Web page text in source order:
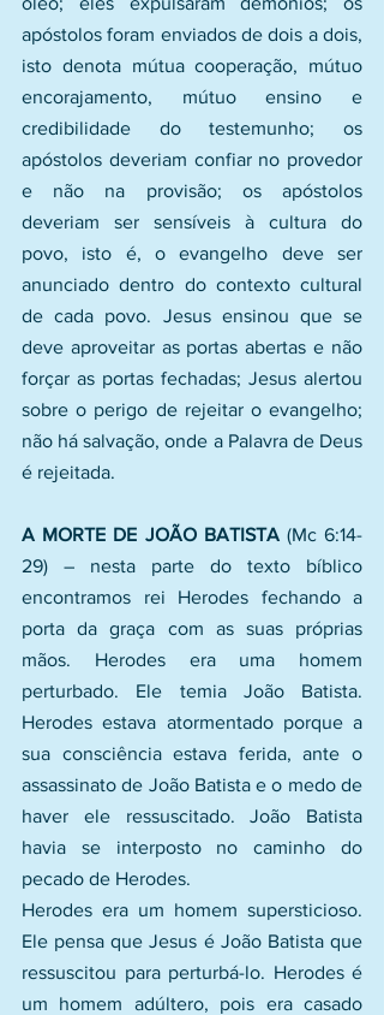
apóstolos foram enviados de dois a dois,
isto denota mútua cooperação, mútuo
encorajamento, mútuo ensino e
credibilidade do testemunho; os
apóstolos deveriam confiar no provedor
e não na provisão; os apóstolos
deveriam ser sensíveis à cultura do
povo, isto é, o evangelho deve ser
anunciado dentro do contexto cultural
de cada povo. Jesus ensinou que se
deve aproveitar as portas abertas e não
forçar as portas fechadas; Jesus alertou
sobre o perigo de rejeitar o evangelho;
não há salvação, onde a Palavra de Deus
é rejeitada.
A MORTE DE JOÃO BATISTA (Mc 6:14-
29) – nesta parte do texto bíblico
encontramos rei Herodes fechando a
porta da graça com as suas próprias
mãos. Herodes era uma homem
perturbado. Ele temia João Batista.
Herodes estava atormentado porque a
sua consciência estava ferida, ante o
assassinato de João Batista e o medo de
haver ele ressuscitado. João Batista
havia se interposto no caminho do
pecado de Herodes.
Herodes era um homem supersticioso.
Ele pensa que Jesus é João Batista que
ressuscitou para perturbá-lo. Herodes é
um homem adúltero, pois era casado